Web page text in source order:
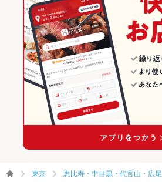
東京 恵比寿・中目黒・代官山・広尾